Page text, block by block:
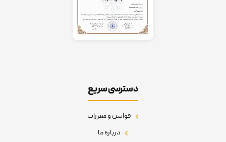
دسترسی سریع
قوانین و مقررات
درباره ما